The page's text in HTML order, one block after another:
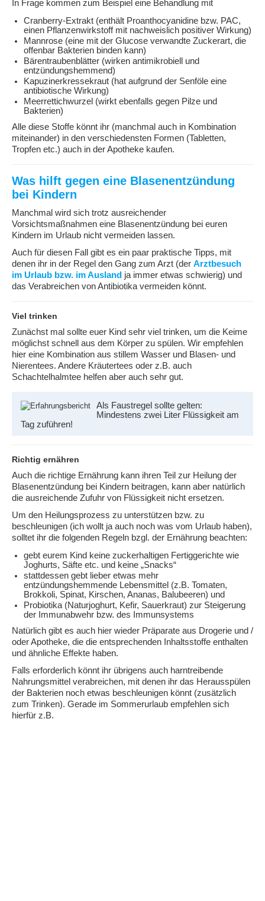
In Frage kommen zum Beispiel eine Behandlung mit
Cranberry-Extrakt (enthält Proanthocyanidine bzw. PAC,
einen Pflanzenwirkstoff mit nachweislich positiver Wirkung)
Mannrose (eine mit der Glucose verwandte Zuckerart, die
offenbar Bakterien binden kann)
Bärentraubenblätter (wirken antimikrobiell und
entzündungshemmend)
Kapuzinerkressekraut (hat aufgrund der Senföle eine
antibiotische Wirkung)
Meerrettichwurzel (wirkt ebenfalls gegen Pilze und
Bakterien)
Alle diese Stoffe könnt ihr (manchmal auch in Kombination
miteinander) in den verschiedensten Formen (Tabletten,
Tropfen etc.) auch in der Apotheke kaufen.
Was hilft gegen eine Blasenentzündung
bei Kindern
Manchmal wird sich trotz ausreichender
Vorsichtsmaßnahmen eine Blasenentzündung bei euren
Kindern im Urlaub nicht vermeiden lassen.
Auch für diesen Fall gibt es ein paar praktische Tipps, mit
denen ihr in der Regel den Gang zum Arzt (der Arztbesuch
im Urlaub bzw. im Ausland ja immer etwas schwierig) und
das Verabreichen von Antibiotika vermeiden könnt.
Viel trinken
Zunächst mal sollte euer Kind sehr viel trinken, um die Keime
möglichst schnell aus dem Körper zu spülen. Wir empfehlen
hier eine Kombination aus stillem Wasser und Blasen- und
Nierentees. Andere Kräutertees oder z.B. auch
Schachtelhalmtee helfen aber auch sehr gut.
Als Faustregel sollte gelten:
Mindestens zwei Liter Flüssigkeit am
Tag zuführen!
Richtig ernähren
Auch die richtige Ernährung kann ihren Teil zur Heilung der
Blasenentzündung bei Kindern beitragen, kann aber natürlich
die ausreichende Zufuhr von Flüssigkeit nicht ersetzen.
Um den Heilungsprozess zu unterstützen bzw. zu
beschleunigen (ich wollt ja auch noch was vom Urlaub haben),
solltet ihr die folgenden Regeln bzgl. der Ernährung beachten:
gebt eurem Kind keine zuckerhaltigen Fertiggerichte wie
Joghurts, Säfte etc. und keine „Snacks“
stattdessen gebt lieber etwas mehr
entzündungshemmende Lebensmittel (z.B. Tomaten,
Brokkoli, Spinat, Kirschen, Ananas, Balubeeren) und
Probiotika (Naturjoghurt, Kefir, Sauerkraut) zur Steigerung
der Immunabwehr bzw. des Immunsystems
Natürlich gibt es auch hier wieder Präparate aus Drogerie und /
oder Apotheke, die die entsprechenden Inhaltsstoffe enthalten
und ähnliche Effekte haben.
Falls erforderlich könnt ihr übrigens auch harntreibende
Nahrungsmittel verabreichen, mit denen ihr das Herausspülen
der Bakterien noch etwas beschleunigen könnt (zusätzlich
zum Trinken). Gerade im Sommerurlaub empfehlen sich
hierfür z.B.